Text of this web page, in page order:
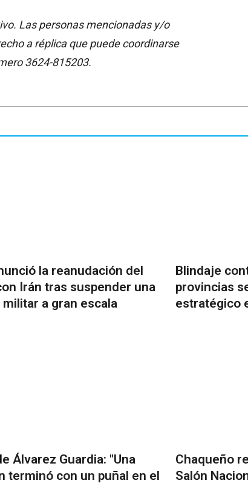
Las personas mencionadas y/o
a réplica que puede coordinarse
3624-815203.
la reanudación del
Irán tras suspender una
a gran escala
Blindaje
provincias
estratégico
Álvarez Guardia: "Una
terminó con un puñal en el
Chaqueño
Salón